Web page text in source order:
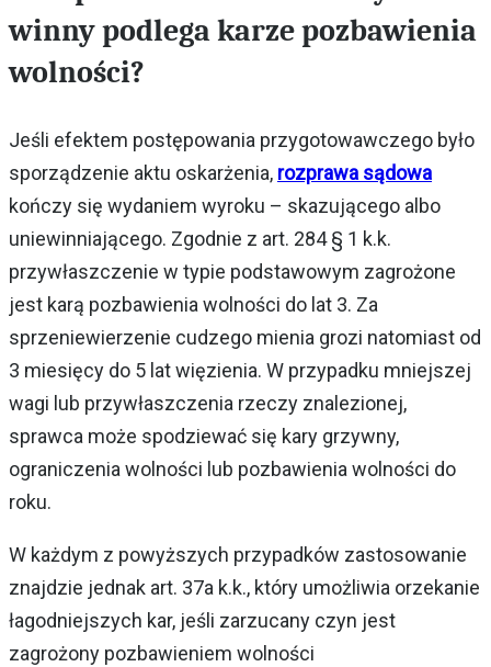
winny podlega karze pozbawienia
wolności?
Jeśli efektem postępowania przygotowawczego było
sporządzenie aktu oskarżenia, rozprawa sądowa
kończy się wydaniem wyroku – skazującego albo
uniewinniającego. Zgodnie z art. 284 § 1 k.k.
przywłaszczenie w typie podstawowym zagrożone
jest karą pozbawienia wolności do lat 3. Za
sprzeniewierzenie cudzego mienia grozi natomiast od
3 miesięcy do 5 lat więzienia. W przypadku mniejszej
wagi lub przywłaszczenia rzeczy znalezionej,
sprawca może spodziewać się kary grzywny,
ograniczenia wolności lub pozbawienia wolności do
roku.
W każdym z powyższych przypadków zastosowanie
znajdzie jednak art. 37a k.k., który umożliwia orzekanie
łagodniejszych kar, jeśli zarzucany czyn jest
zagrożony pozbawieniem wolności